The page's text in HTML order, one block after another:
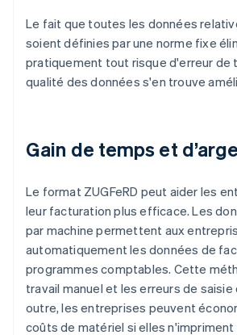
Le fait que toutes les données
soient définies par une norme fixe
pratiquement tout risque d'erreur de
qualité des données s'en trouve
Gain de temps et
Le format ZUGFeRD peut aider les
leur facturation plus efficace. Les
par machine permettent aux
automatiquement les données de
programmes comptables. Cette
travail manuel et les erreurs de saisie
outre, les entreprises peuvent
coûts de matériel si elles n'impriment